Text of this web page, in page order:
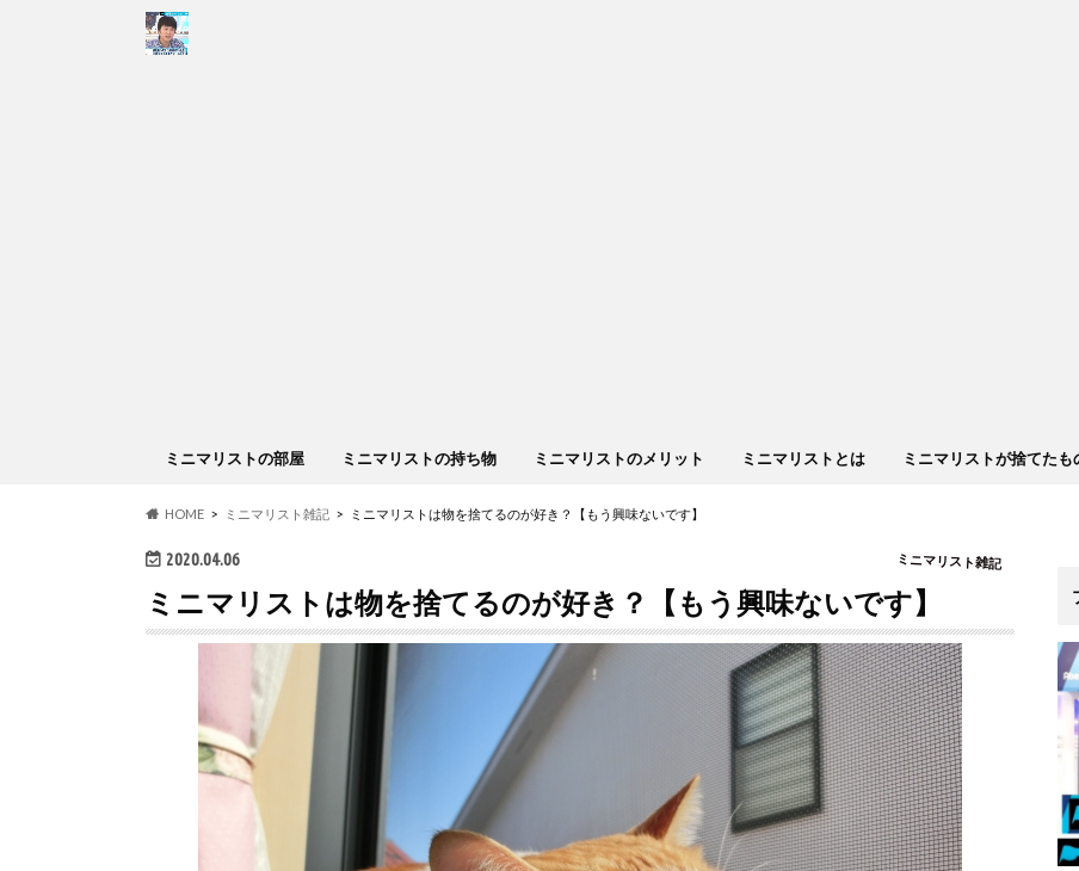
ミニマリストの部屋 ミニマリストの持ち物 ミニマリストのメリット ミニマリストとは ミニマリストが捨てたも
HOME ミニマリスト雑記 ミニマリストは物を捨てるのが好き？【もう興味ないです】
2020.04.06 ミニマリスト雑記
ミニマリストは物を捨てるのが好き？【もう興味ないです】